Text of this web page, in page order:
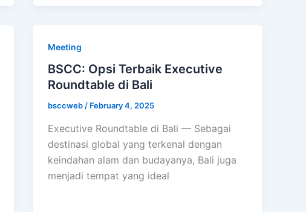
Meeting
BSCC: Opsi Terbaik Executive
Roundtable di Bali
bsccweb/ February 4, 2025
Executive Roundtable di Bali — Sebagai
destinasi global yang terkenal dengan
keindahan alam dan budayanya, Bali juga
menjadi tempat yang ideal